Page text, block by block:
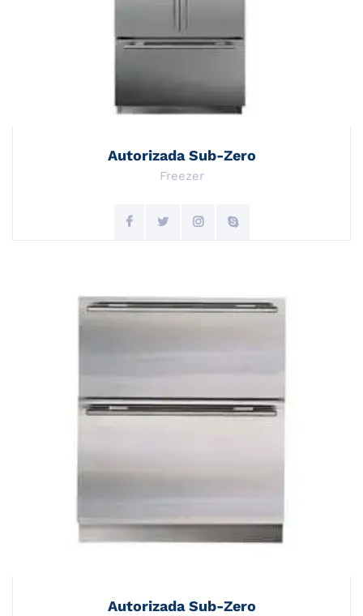
Autorizada Sub-Zero
Freezer
Autorizada Sub-Zero